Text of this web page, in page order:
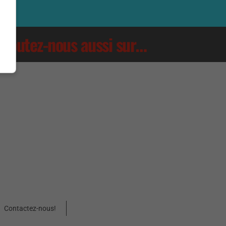
Écoutez-nous aussi sur…
Contactez-nous!